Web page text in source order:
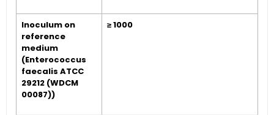
Inoculum on
reference
medium
(Enterococcus
faecalis ATCC
29212 (WDCM
00087))
≥ 1000